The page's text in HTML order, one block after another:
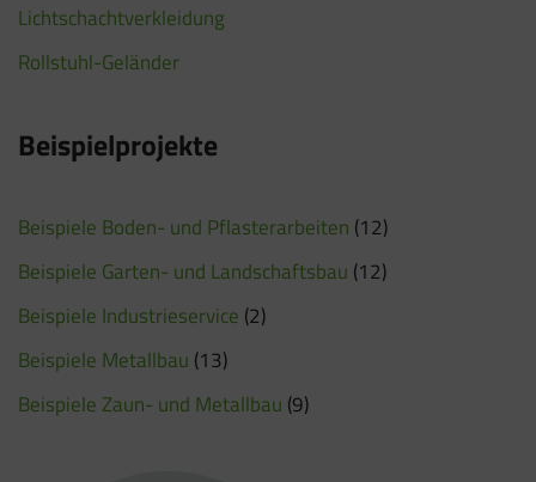
Lichtschachtverkleidung
Rollstuhl-Geländer
Beispielprojekte
Beispiele Boden- und Pflasterarbeiten (12)
Beispiele Garten- und Landschaftsbau (12)
Beispiele Industrieservice (2)
Beispiele Metallbau (13)
Beispiele Zaun- und Metallbau (9)